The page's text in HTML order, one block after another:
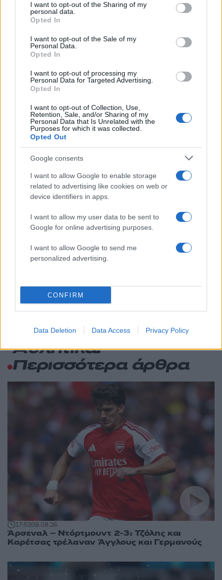
not limited to your visit or usage behaviour. You may click to
grant or deny consent to Google and its third-party tags to
use your data for below specified purposes in below Google
consent section.
I want to opt-out of the Sharing of my
personal data.
Opted In
I want to opt-out of the Sale of my
Personal Data.
Opted In
I want to opt-out of processing my
Personal Data for Targeted Advertising.
Opted In
I want to opt-out of Collection, Use,
Retention, Sale, and/or Sharing of my
Personal Data that Is Unrelated with the
Purposes for which it was collected.
Opted Out
Google consents
I want to allow Google to enable storage
related to advertising like cookies on web or
device identifiers in apps.
I want to allow my user data to be sent to
Google for online advertising purposes.
I want to allow Google to send me
personalized advertising.
CONFIRM
Data Deletion Data Access Privacy Policy
Παρκαδόρος στο Ελαφονήσι συνελήφθη
για έβδομη φορά - Τον «τσάκωσαν»
αστυνομικοί που προσποιήθηκαν τους
τουρίστες
Στην Κρήτη ο Κυριάκος Μητσοτάκης,
συνεχίζει τις ολιγοήμερες διακοπές του –
Πού βρέθηκε το Σάββατο
Πιο σχολιασμένα
Βγήκαν ξανά τα μαχαίρια στην Ελπίδα
για τη Δημοκρατία: «Καρυστιανού,
Γρατσία και Γαλανός μετέτρεψαν το
κίνημα σε φοβικό αρχηγικό κόμμα»
σε ελικοδρόμιο – «Πάρκαραν» το
ελικόπτερο τους για να κάνουν μπάνιο
Το οικονομικό πρόγραμμα της ΕΛΑΣ που
Θεσσαλονίκη: Σχέδιο τετραετίας
ΕΛΑΣ: Ο Αλέξης Δέδες ο πρώτος
υποψήφιος βουλευτής του κόμματος –
Από τα διοικητικά της ΑΕΚ στην πολιτική
σκηνή
ανάμεσά τους 130 σχολικά
Αθλητικά:
Περισσότερα άρθρα
17:5309.08.26
Άρσεναλ – Ντόρτμουντ 2-3: Τζόλης και
Καρέτσας τρέλαναν Άγγλους και Γερμανούς